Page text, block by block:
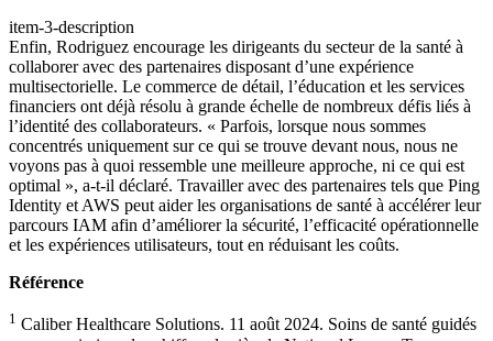
item-3-description
Enfin, Rodriguez encourage les dirigeants du secteur de la santé à
collaborer avec des partenaires disposant d’une expérience
multisectorielle. Le commerce de détail, l’éducation et les services
financiers ont déjà résolu à grande échelle de nombreux défis liés à
l’identité des collaborateurs. « Parfois, lorsque nous sommes
concentrés uniquement sur ce qui se trouve devant nous, nous ne
voyons pas à quoi ressemble une meilleure approche, ni ce qui est
optimal », a-t-il déclaré. Travailler avec des partenaires tels que Ping
Identity et AWS peut aider les organisations de santé à accélérer leur
parcours IAM afin d’améliorer la sécurité, l’efficacité opérationnelle
et les expériences utilisateurs, tout en réduisant les coûts.
Référence
1 Caliber Healthcare Solutions. 11 août 2024. Soins de santé guidés